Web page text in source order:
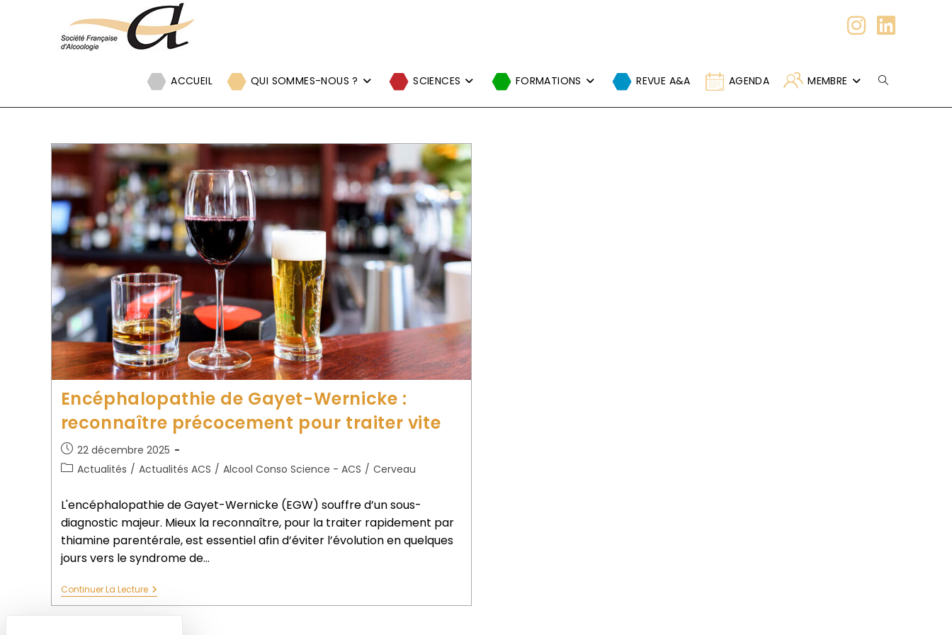
Panneau de gestion des cookies
ACCUEIL QUI SOMMES-NOUS ? SCIENCES FORMATIONS REVUE A&A AGENDA MEMBRE
Encéphalopathie de Gayet-Wernicke :
reconnaître précocement pour traiter vite
22 décembre 2025
Actualités / Actualités ACS / Alcool Conso Science - ACS / Cerveau
L'encéphalopathie de Gayet-Wernicke (EGW) souffre d’un sous-
diagnostic majeur. Mieux la reconnaître, pour la traiter rapidement par
thiamine parentérale, est essentiel afin d’éviter l’évolution en quelques
jours vers le syndrome de…
Continuer La Lecture